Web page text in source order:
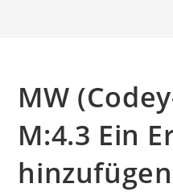
MW
M:4.3 Ein